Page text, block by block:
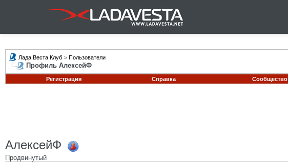
Лада Веста Клуб > Пользователи
Профиль АлексейФ
Регистрация
Справка Сообщество
АлексейФ
Продвинутый